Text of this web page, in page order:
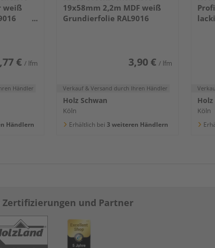
weiß
€ / lfm
Händler
Händlern
19x58mm 2,2m MDF weiß
Grundierfolie RAL9016
3,90 € / lfm
Verkauf & Versand durch Ihren Händler
Holz Schwan
Köln
Erhältlich bei 3 weiteren Händlern
Holz
Köln
Zertifizierungen und Partner